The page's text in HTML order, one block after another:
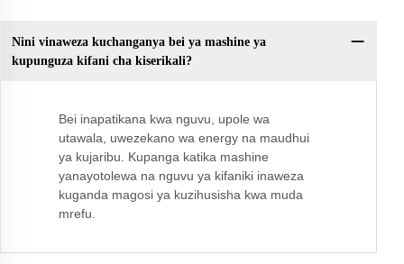
Nini vinaweza kuchanganya bei ya mashine ya
kupunguza kifani cha kiserikali?
Bei inapatikana kwa nguvu, upole wa
utawala, uwezekano wa energy na maudhui
ya kujaribu. Kupanga katika mashine
yanayotolewa na nguvu ya kifaniki inaweza
kuganda magosi ya kuzihusisha kwa muda
mrefu.